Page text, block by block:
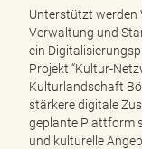
Unterstützt werden
Verwaltung und
ein
Projekt “Kultur-
Kulturlandschaft
stärkere digitale
geplante Plattform
und kulturelle